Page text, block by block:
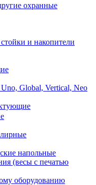
охранные
и накопители
Global, Vertical, Neo
напольные
(весы с печатью
оборудованию